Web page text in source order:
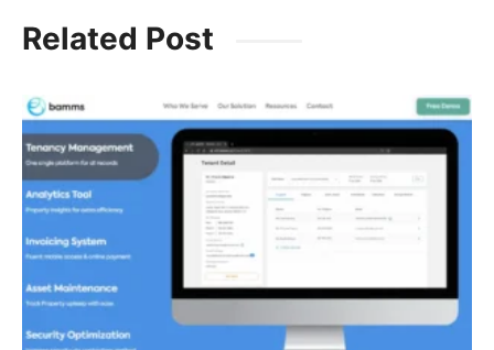
k
c
e
o
o
k
st
o
o
n
ai
l
ar
e
Related Post